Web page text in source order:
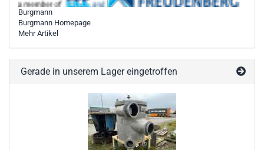
Burgmann
Burgmann Homepage
Mehr Artikel
Gerade in unserem Lager eingetroffen